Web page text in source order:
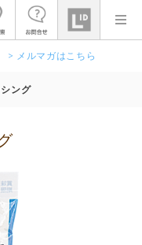
> メルマガはこちら
ング